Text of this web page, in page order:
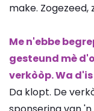
make. Zogezeed,
Me n'ebbe
gesteund mè
verkòòp. Wa
Da klopt. De